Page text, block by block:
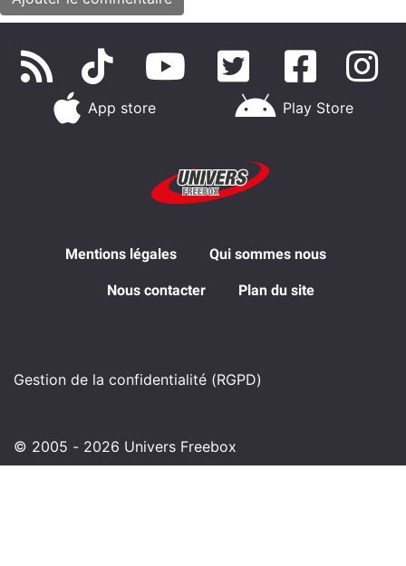
App store Play Store
Mentions légales Qui sommes nous
Nous contacter Plan du site
Gestion de la confidentialité (RGPD)
© 2005 - 2026 Univers Freebox